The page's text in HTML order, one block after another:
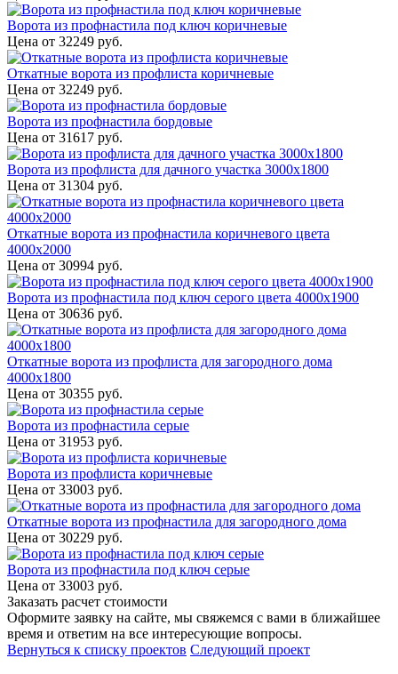
Ворота из профнастила под ключ коричневые
Цена от 32249 руб.
Откатные ворота из профлиста коричневые
Цена от 32249 руб.
Ворота из профнастила бордовые
Цена от 31617 руб.
Ворота из профлиста для дачного участка 3000x1800
Цена от 31304 руб.
Откатные ворота из профнастила коричневого цвета
4000x2000
Цена от 30994 руб.
Ворота из профнастила под ключ серого цвета 4000x1900
Цена от 30636 руб.
Откатные ворота из профлиста для загородного дома
4000х1800
Цена от 30355 руб.
Ворота из профнастила серые
Цена от 31953 руб.
Ворота из профлиста коричневые
Цена от 33003 руб.
Откатные ворота из профнастила для загородного дома
Цена от 30229 руб.
Ворота из профнастила под ключ серые
Цена от 33003 руб.
Заказать расчет стоимости
Оформите заявку на сайте, мы свяжемся с вами в ближайшее
время и ответим на все интересующие вопросы.
Вернуться к списку проектов Следующий проект